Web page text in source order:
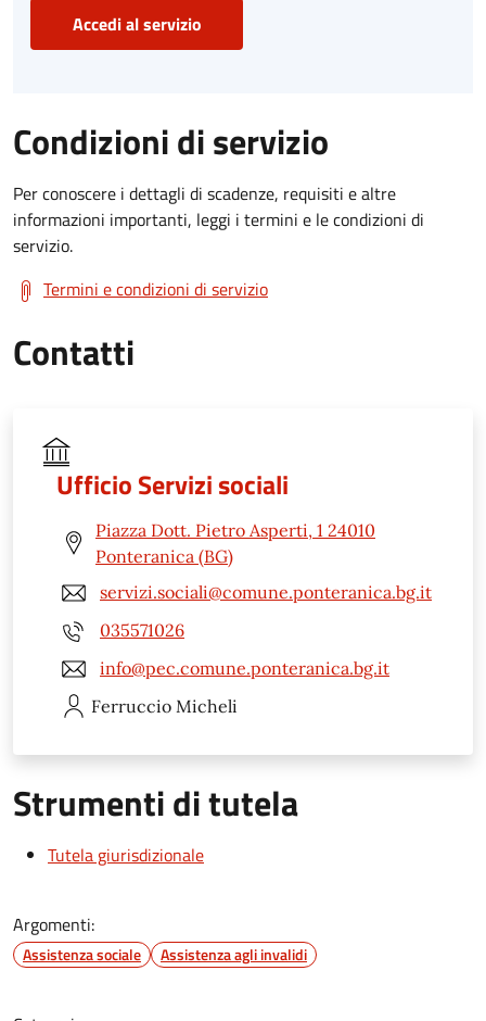
Accedi al servizio
Condizioni di servizio
Per conoscere i dettagli di scadenze, requisiti e altre
informazioni importanti, leggi i termini e le condizioni di
servizio.
Termini e condizioni di servizio
Contatti
Ufficio Servizi sociali
Piazza Dott. Pietro Asperti, 1 24010
Ponteranica (BG)
servizi.sociali@comune.ponteranica.bg.it
035571026
info@pec.comune.ponteranica.bg.it
Ferruccio Micheli
Strumenti di tutela
Tutela giurisdizionale
Argomenti:
Assistenza sociale Assistenza agli invalidi